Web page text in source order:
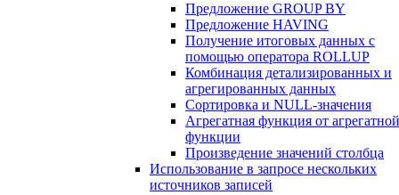
Предложение GROUP BY
Предложение HAVING
Получение итоговых данных с
помощью оператора ROLLUP
Комбинация детализированных и
агрегированных данных
Сортировка и NULL-значения
Агрегатная функция от агрегатной
функции
Произведение значений столбца
Использование в запросе нескольких
источников записей